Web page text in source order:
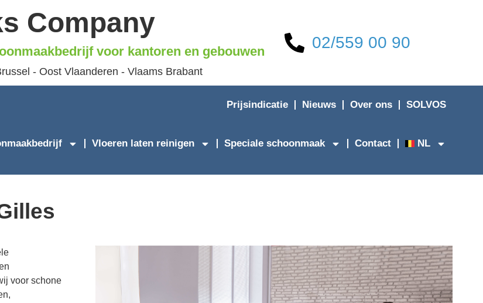
Company
voor kantoren en gebouwen
- Oost Vlaanderen - Vlaams Brabant
02/559 00 90
Prijsindicatie Nieuws Over ons SOLVOS
Vloeren laten reinigen Speciale schoonmaak Contact NL
voor schone